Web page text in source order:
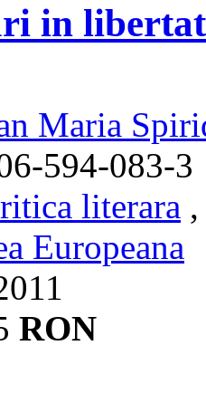
in
Maria
594-083-3
literara
Europeana
RON